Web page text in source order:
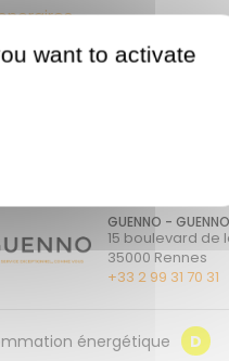
jardin arborémaison
GUENNO -
15 boulevard de
35000Rennes
+33 2 99 31 70 31
énergétique D
want to activate